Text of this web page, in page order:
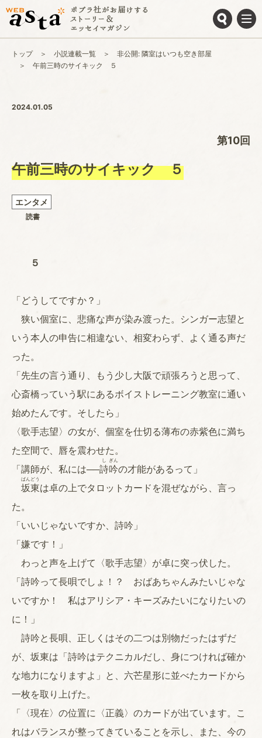
トップ 小説連載一覧
非公開: 隣室はいつも空き部屋
午前三時のサイキック ５
2024.01.05
第10回
午前三時のサイキック ５
エンタメ
読書
５
「どうしてですか？」
狭い個室に、悲痛な声が染み渡った。シンガー志望と
いう本人の申告に相違ない、相変わらず、よく通る声だ
った。
「先生の言う通り、もう少し大阪で頑張ろうと思って、
心斎橋っていう駅にあるボイストレーニング教室に通い
始めたんです。そしたら」
〈歌手志望〉の女が、個室を仕切る薄布の赤紫色に満ち
た空間で、唇を震わせた。
「講師が、私には──詩
し
吟
ぎん
の才能があるって」
坂
ばん
東
どう
は卓の上でタロットカードを混ぜながら、言っ
た。
「いいじゃないですか、詩吟」
「嫌です！」
わっと声を上げて〈歌手志望〉が卓に突っ伏した。
「詩吟って長唄でしょ！？ おばあちゃんみたいじゃな
いですか！ 私はアリシア・キーズみたいになりたいの
に！」
詩吟と長唄、正しくはその二つは別物だったはずだ
が、坂東は「詩吟はテクニカルだし、身につければ確か
な地力になりますよ」と、六芒星形に並べたカードから
一枚を取り上げた。
「〈現在〉の位置に〈正義〉のカードが出ています。こ
れはバランスが整ってきていることを示し、また、今の